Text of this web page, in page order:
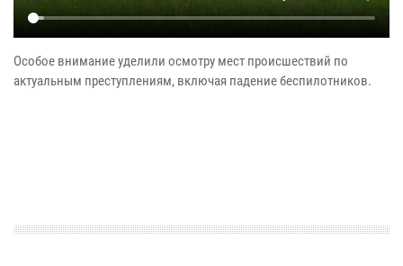
Особое внимание уделили осмотру мест происшествий по
актуальным преступлениям, включая падение беспилотников.